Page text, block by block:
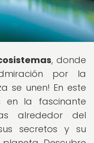
, donde
por la
se unen! En este
en la fascinante
alrededor del
secretos y su